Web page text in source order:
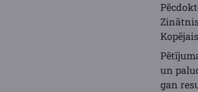
un
gan